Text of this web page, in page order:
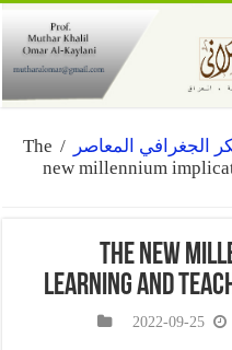
الجغرافي المعاصر /
The
new millennium
The new
learning and
2022-09-25